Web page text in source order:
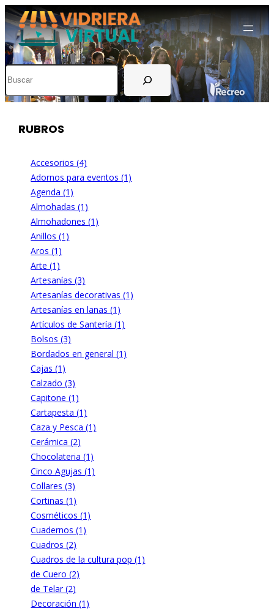
RUBROS
Accesorios (4)
Adornos para eventos (1)
Agenda (1)
Almohadas (1)
Almohadones (1)
Anillos (1)
Aros (1)
Arte (1)
Artesanías (3)
Artesanías decorativas (1)
Artesanías en lanas (1)
Artículos de Santería (1)
Bolsos (3)
Bordados en general (1)
Cajas (1)
Calzado (3)
Capitone (1)
Cartapesta (1)
Caza y Pesca (1)
Cerámica (2)
Chocolateria (1)
Cinco Agujas (1)
Collares (3)
Cortinas (1)
Cosméticos (1)
Cuadernos (1)
Cuadros (2)
Cuadros de la cultura pop (1)
de Cuero (2)
de Telar (2)
Decoración (1)